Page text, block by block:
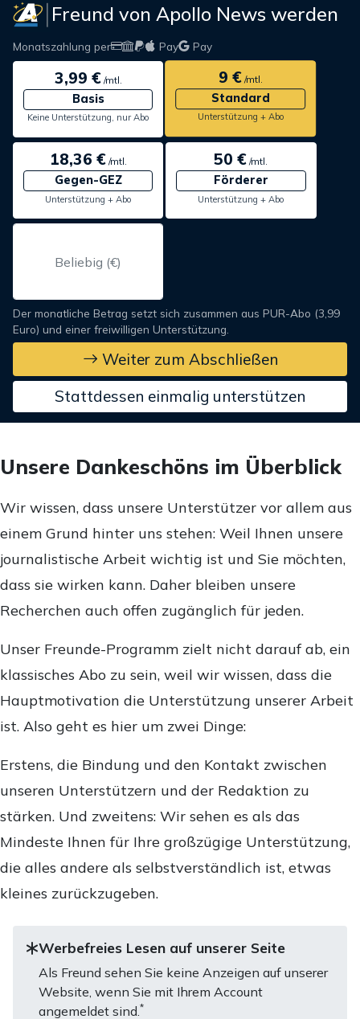
Freund von Apollo News werden
Monatszahlung per Pay Pay
3,99 €/mtl.
Basis
Keine Unterstützung, nur Abo
9 €/mtl.
Standard
Unterstützung + Abo
18,36 €/mtl.
Gegen-GEZ
Unterstützung + Abo
50 € /mtl.
Förderer
Unterstützung + Abo
Der monatliche Betrag setzt sich zusammen aus PUR-Abo (3,99
Euro) und einer freiwilligen Unterstützung.
Weiter zum Abschließen
Stattdessen einmalig unterstützen
Unsere Dankeschöns im Überblick
Wir wissen, dass unsere Unterstützer vor allem aus
einem Grund hinter uns stehen: Weil Ihnen unsere
journalistische Arbeit wichtig ist und Sie möchten,
dass sie wirken kann. Daher bleiben unsere
Recherchen auch offen zugänglich für jeden.
Unser Freunde-Programm zielt nicht darauf ab, ein
klassisches Abo zu sein, weil wir wissen, dass die
Hauptmotivation die Unterstützung unserer Arbeit
ist. Also geht es hier um zwei Dinge:
Erstens, die Bindung und den Kontakt zwischen
unseren Unterstützern und der Redaktion zu
stärken. Und zweitens: Wir sehen es als das
Mindeste Ihnen für Ihre großzügige Unterstützung,
die alles andere als selbstverständlich ist, etwas
kleines zurückzugeben.
Werbefreies Lesen auf unserer Seite
Als Freund sehen Sie keine Anzeigen auf unserer
Website, wenn Sie mit Ihrem Account
angemeldet sind.*